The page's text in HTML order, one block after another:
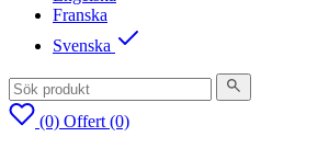
Franska
Svenska
(0) Offert (0)